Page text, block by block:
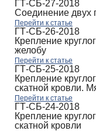
ГТ-СБ-27-2018
Соединение двух
Перейти к статье
ГТ-СБ-26-2018
Крепление
желобу
Перейти к статье
ГТ-СБ-25-2018
Крепление
скатной кровли.
Перейти к статье
ГТ-СБ-24-2018
Крепление
скатной кровли